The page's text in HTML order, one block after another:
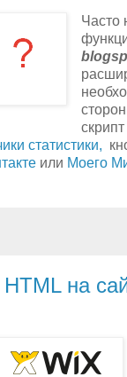
Часто
статистики,
или Моего
на